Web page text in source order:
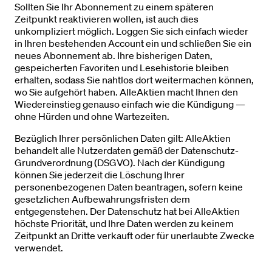
Sollten Sie Ihr Abonnement zu einem späteren
Zeitpunkt reaktivieren wollen, ist auch dies
unkompliziert möglich. Loggen Sie sich einfach wieder
in Ihren bestehenden Account ein und schließen Sie ein
neues Abonnement ab. Ihre bisherigen Daten,
gespeicherten Favoriten und Lesehistorie bleiben
erhalten, sodass Sie nahtlos dort weitermachen können,
wo Sie aufgehört haben. AlleAktien macht Ihnen den
Wiedereinstieg genauso einfach wie die Kündigung —
ohne Hürden und ohne Wartezeiten.
Bezüglich Ihrer persönlichen Daten gilt: AlleAktien
behandelt alle Nutzerdaten gemäß der Datenschutz-
Grundverordnung (DSGVO). Nach der Kündigung
können Sie jederzeit die Löschung Ihrer
personenbezogenen Daten beantragen, sofern keine
gesetzlichen Aufbewahrungsfristen dem
entgegenstehen. Der Datenschutz hat bei AlleAktien
höchste Priorität, und Ihre Daten werden zu keinem
Zeitpunkt an Dritte verkauft oder für unerlaubte Zwecke
verwendet.